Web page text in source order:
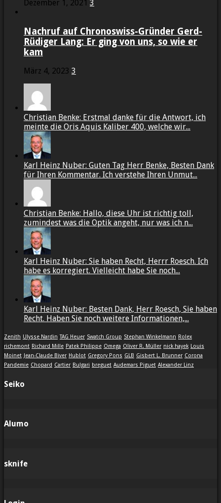
Dezember 1, 2021 3
Nachruf auf Chronoswiss-Gründer Gerd-
Rüdiger Lang: Er ging von uns, so wie er
kam
März 4, 2023 3
Christian Benke: Erstmal danke für die Antwort, ich
meinte die Oris Aquis Kaliber 400, welche wir...
Karl Heinz Nuber: Guten Tag Herr Benke, Besten Dank
für Ihren Kommentar. Ich verstehe Ihren Unmut...
Christian Benke: Hallo, diese Uhr ist richtig toll,
zumindest was die Optik angeht, nur was ich n...
Karl Heinz Nuber: Sie haben Recht, Herrr Roesch. Ich
habe es korregiert. Vielleicht habe Sie noch...
Karl Heinz Nuber: Besten Dank, Herr Roesch, Sie haben
Recht. Haben Sie noch weitere Informationen,...
Zenith Ulysse Nardin TAG Heuer Swatch Group Stephan Winkelmann Rolex
richemont Richard Mille Patek Philippe Omega Oliver R. Müller nick hayek Louis
Moinet
Jean-Claude Biver Hublot Gregory Pons GLB Gisbert L. Brunner Corona
Pandemie Chopard Cartier Bulgari breguet Audemars Piguet Alexander Linz
Seiko
Alumo
sknife